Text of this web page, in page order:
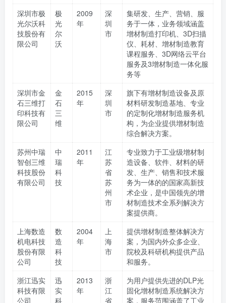
深圳市极
光尔沃科
技股份有
限公司
极
光
尔
沃
2009
年
深
圳
市
集研发、生产、营销、服
务于一体，业务领域涵盖
增材制造打印机、3D扫描
仪、耗材、增材制造教育
课程服务、3D网络云平台
服务及3增材制造一体化服
务等
深圳市金
石三维打
印科技有
限公司
金
石
三
维
2015
年
深
圳
市
旗下有增材制造设备及原
材料研发制造基地、专业
的定制化增材制造服务机
构，为企业提供增材制造
综合解决方案。
苏州中瑞
智创三维
科技股份
有限公司
中
瑞
科
技
2011
年
江
苏
省
苏
州
市
专业致力于工业级增材制
造设备、软件、材料的研
发、生产、销售和技术服
务为一体的的国家高新技
术企业，是中国领先的增
材制造技术全系列解决方
案提供商。
上海数造
机电科技
股份有限
公司
数
造
科
技
2004
年
上
海
市
提供增材制造整体解决方
案，为国内外众多企业、
院校及科研机构提供产品
和服务。
浙江迅实
科技有限
公司
迅
实
科
2013
年
浙
江
省
为用户提供先进的DLP光
固化增材制造系统解决方
案，服务范围涵盖了工业